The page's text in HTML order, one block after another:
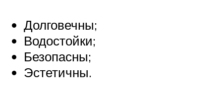
Долговечны;
Водостойки;
Безопасны;
Эстетичны.